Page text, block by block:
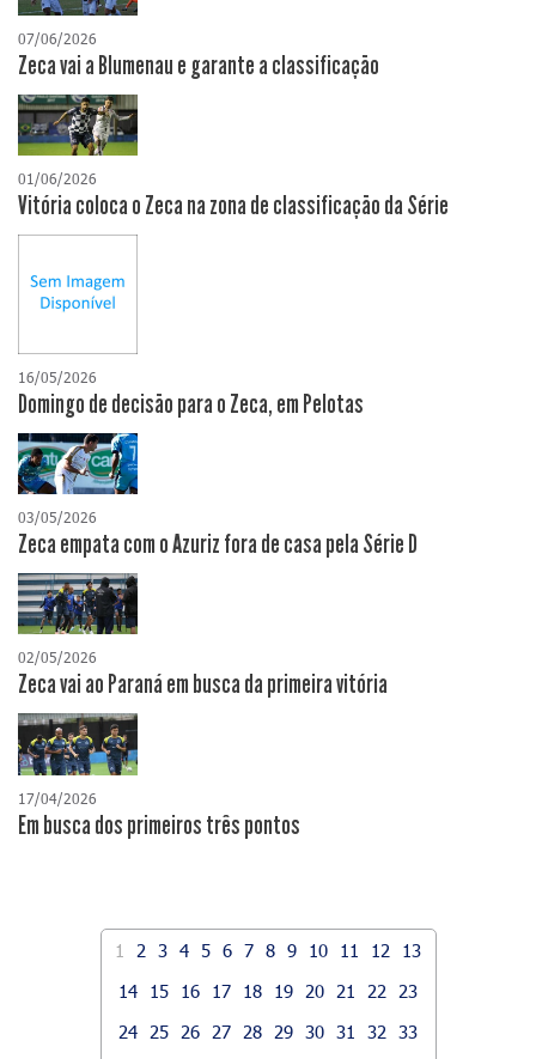
07/06/2026
Zeca vai a Blumenau e garante a classificação
01/06/2026
Vitória coloca o Zeca na zona de classificação da Série
16/05/2026
Domingo de decisão para o Zeca, em Pelotas
03/05/2026
Zeca empata com o Azuriz fora de casa pela Série D
02/05/2026
Zeca vai ao Paraná em busca da primeira vitória
17/04/2026
​Em busca dos primeiros três pontos
1 2 3 4 5 6 7 8 9 10 11 12
13
14
15 16 17 18 19 20 21 22
23
24
25 26 27 28 29 30 31 32
33